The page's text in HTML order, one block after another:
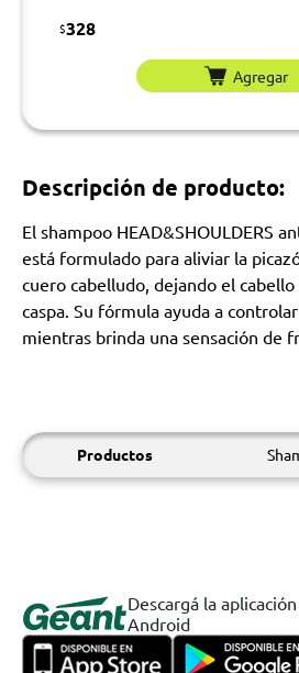
$328
Agregar
Descripción de producto:
El shampoo HEAD&SHOULDERS
está formulado para aliviar la
cuero cabelludo, dejando el
caspa. Su fórmula ayuda a
mientras brinda una sensación de
Productos
Descargá la
Android